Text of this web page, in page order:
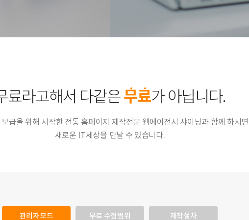
료라고해서 다같은무료가 아닙니다.
급을 위해 시작한 전통 홈페이지 제작전문 웹에이전시 샤이닝과 함께 하시면
새로운 IT세상을 만날 수 있습니다.
관리자모드 무료 수정범위 제작절차